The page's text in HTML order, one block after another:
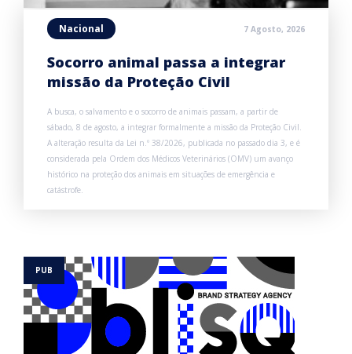
Nacional 7 Agosto, 2026
Socorro animal passa a integrar
missão da Proteção Civil
A busca, o salvamento e o socorro de animais passam, a partir de
sábado, 8 de agosto, a integrar formalmente a missão da Proteção Civil.
A alteração resulta da Lei n.º 38/2026, publicada no passado dia 3, e é
considerada pela Ordem dos Médicos Veterinários (OMV) um avanço
histórico na proteção dos animais em situações de emergência e
catástrofe.